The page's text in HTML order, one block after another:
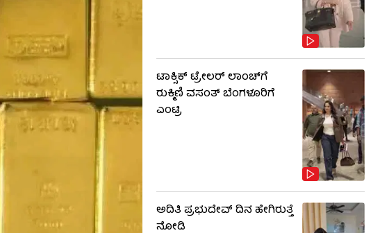
ಟಾಕ್ಸಿಕ್ ಟ್ರೇಲರ್ ಲಾಂಚ್​​​ಗೆ
ರುಕ್ಮಿಣಿ ವಸಂತ್ ಬೆಂಗಳೂರಿಗೆ
ಎಂಟ್ರಿ
ಅದಿತಿ ಪ್ರಭುದೇವ್ ದಿನ ಹೇಗಿರುತ್ತೆ
ನೋಡಿ